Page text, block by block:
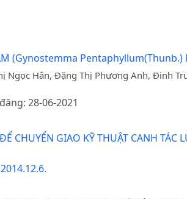
(Gynostemma Pentaphyllum(Thunb.)
Ngọc Hân, Đặng Thị Phương Anh, Đinh
28-06-2021
CHUYỂN GIAO KỸ THUẬT CANH